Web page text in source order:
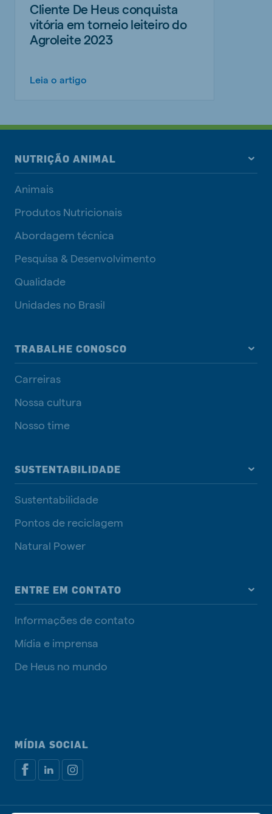
Cliente De Heus conquista
vitória em torneio leiteiro do
Agroleite 2023
Leia o artigo
NUTRIÇÃO ANIMAL
Animais
Produtos Nutricionais
Abordagem técnica
Pesquisa & Desenvolvimento
Qualidade
Unidades no Brasil
TRABALHE CONOSCO
Carreiras
Nossa cultura
Nosso time
SUSTENTABILIDADE
Sustentabilidade
Pontos de reciclagem
Natural Power
ENTRE EM CONTATO
Informações de contato
Mídia e imprensa
De Heus no mundo
MÍDIA SOCIAL